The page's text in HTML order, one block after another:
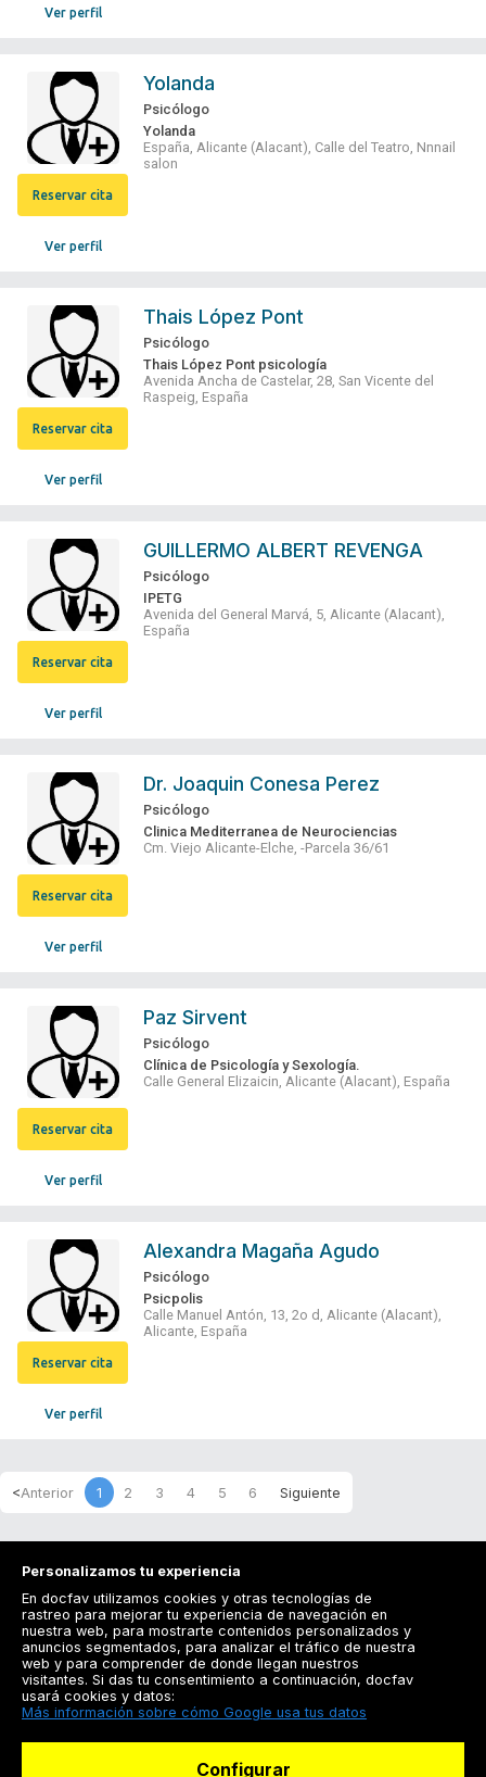
Ver perfil
Ver perfil
Reservar cita
Yolanda
Psicólogo
Yolanda
España, Alicante (Alacant), Calle del Teatro, Nnnail
salon
Ver perfil
Reservar cita
Thais López Pont
Psicólogo
Thais López Pont psicología
Avenida Ancha de Castelar, 28, San Vicente del
Raspeig, España
Ver perfil
Reservar cita
GUILLERMO ALBERT REVENGA
Psicólogo
IPETG
Avenida del General Marvá, 5, Alicante (Alacant),
España
Ver perfil
Reservar cita
Dr. Joaquin Conesa Perez
Psicólogo
Clinica Mediterranea de Neurociencias
Cm. Viejo Alicante-Elche, -Parcela 36/61
Ver perfil
Reservar cita
Paz Sirvent
Psicólogo
Clínica de Psicología y Sexología.
Calle General Elizaicin, Alicante (Alacant), España
Ver perfil
Reservar cita
Alexandra Magaña Agudo
Psicólogo
Psicpolis
Calle Manuel Antón, 13, 2o d, Alicante (Alacant),
Alicante, España
1 2 3 4 5 6
Registrarse
Docfav
Personalizamos tu experiencia
En docfav utilizamos cookies y otras tecnologías de
rastreo para mejorar tu experiencia de navegación en
nuestra web, para mostrarte contenidos personalizados y
anuncios segmentados, para analizar el tráfico de nuestra
web y para comprender de donde llegan nuestros
visitantes. Si das tu consentimiento a continuación, docfav
usará cookies y datos:
Más información sobre cómo Google usa tus datos
Configurar